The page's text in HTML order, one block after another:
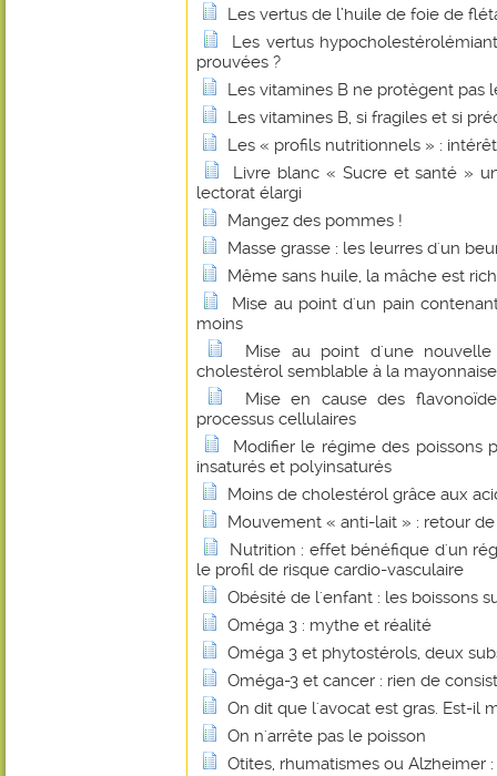
Les vertus de l’huile de foie de
Les vertus
prouvées ?
Les vitamines B ne protègent pas
Les vitamines B, si fragiles et si
Les « profils nutritionnels » :
Livre blanc « Sucre et santé »
lectorat élargi
Mangez des pommes !
Masse grasse : les leurres d'un
Même sans huile, la mâche est
Mise au point d'un pain
moins
Mise au point d'une
cholestérol semblable à la mayonnaise
Mise en cause des
processus cellulaires
Modifier le régime des poissons
insaturés et polyinsaturés
Moins de cholestérol grâce aux
Mouvement « anti-lait » : retour
Nutrition : effet bénéfique d'un
le profil de risque cardio-vasculaire
Obésité de l'enfant : les boissons
Oméga 3 : mythe et réalité
Oméga 3 et phytostérols, deux
Oméga-3 et cancer : rien de
On dit que l'avocat est gras. Est-il
On n'arrête pas le poisson
Otites, rhumatismes ou Alzheimer